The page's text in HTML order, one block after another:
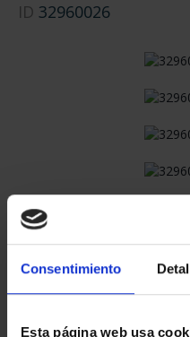
Consentimiento
Esta página web usa
ID 32960026